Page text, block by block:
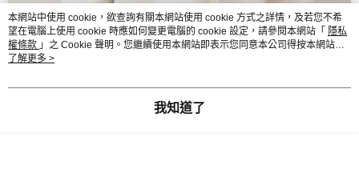
本網站中使用 cookie，欲查詢有關本網站使用 cookie 方式之詳情，及若您不希
望在電腦上使用 cookie 時應如何變更電腦的 cookie 設定，請參閱本網站「 隱私
權條款 」之 Cookie 聲明。您繼續使用本網站即表示您同意本公司得按本網站使
用條款之 Cookie 聲明使用 cookie。
了解更多 >
我知道了